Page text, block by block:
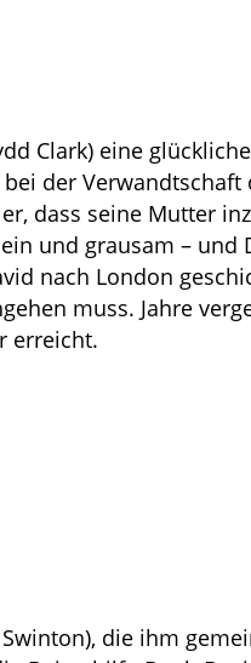
Clark) eine glückliche
der Verwandtschaft
dass seine Mutter
und grausam – und
nach London
muss. Jahre
erreicht.
die ihm